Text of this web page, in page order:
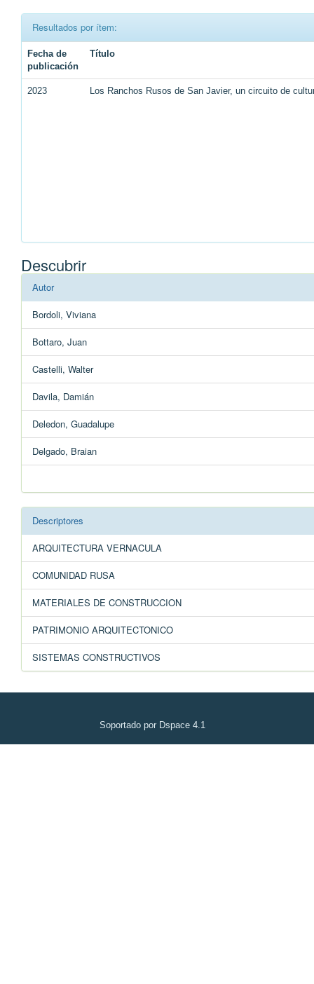
Resultados por ítem:
Fecha de
publicación
Título
2023 Los Ranchos Rusos de San Javier, un circuito de
Descubrir
Autor
Bordoli, Viviana
Bottaro, Juan
Castelli, Walter
Davila, Damián
Deledon, Guadalupe
Delgado, Braian
Descriptores
ARQUITECTURA VERNACULA
COMUNIDAD RUSA
MATERIALES DE CONSTRUCCION
PATRIMONIO ARQUITECTONICO
SISTEMAS CONSTRUCTIVOS
Soportado por Dspace 4.1